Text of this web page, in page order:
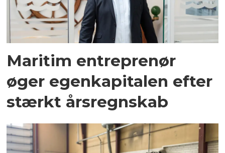
Maritim entreprenør
øger egenkapitalen efter
stærkt årsregnskab